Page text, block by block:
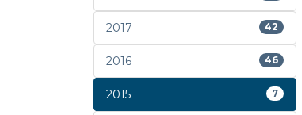
2017 42
2016 46
2015 7